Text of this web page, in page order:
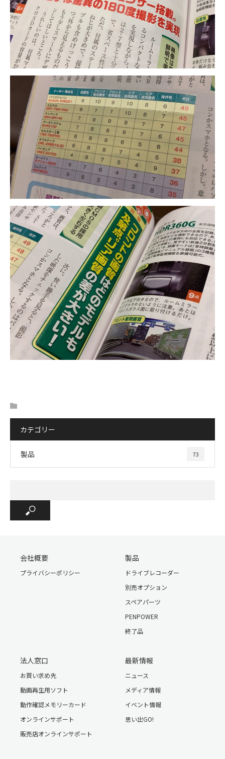
カテゴリー
製品 73
会社概要
プライバシーポリシー
製品
ドライブレコーダー
別売オプション
スペアパーツ
PENPOWER
終了品
法人窓口
お買い求め先
動画再生用ソフト
動作確認メモリーカード
オンラインサポート
販売店オンラインサポート
最新情報
ニュース
メディア情報
イベント情報
思い出GO!